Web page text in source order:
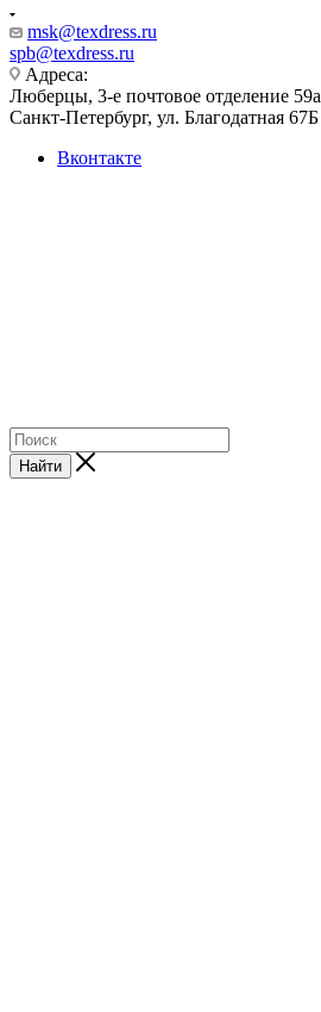
msk@texdress.ru
spb@texdress.ru
Адреса:
Люберцы, 3-е почтовое отделение 59а
Санкт-Петербург, ул. Благодатная 67Б
Вконтакте
Найти